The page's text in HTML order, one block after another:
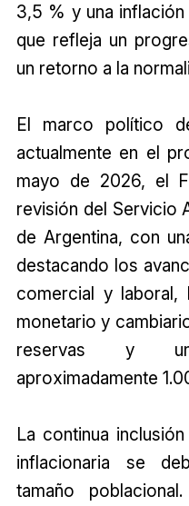
3,5 % y una
que refleja un
un retorno a la
El marco político
actualmente en el
mayo de 2026, el
revisión del Servicio
de Argentina, con
destacando los
comercial y
monetario y
reservas y
aproximadamente
La continua
inflacionaria se
tamaño